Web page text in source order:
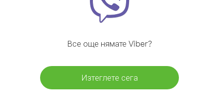
Все още нямате Viber?
Изтеглете сега